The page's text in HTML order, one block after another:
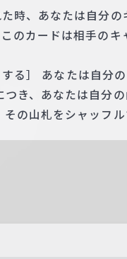
時、あなたは自分
のカードは相手の
る］ あなたは自分
き、あなたは自分
の山札をシャッフル